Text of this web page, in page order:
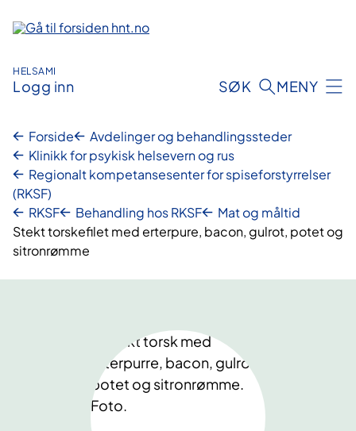
innhold
HELSAMI
Logg inn SØK MENY
Forside
Avdelinger og behandlingssteder
Klinikk for psykisk helsevern og rus
Regionalt kompetansesenter for spiseforstyrrelser
(RKSF)
RKSF
Behandling hos RKSF
Mat og måltid
Stekt torskefilet med erterpure, bacon, gulrot, potet og
sitronrømme